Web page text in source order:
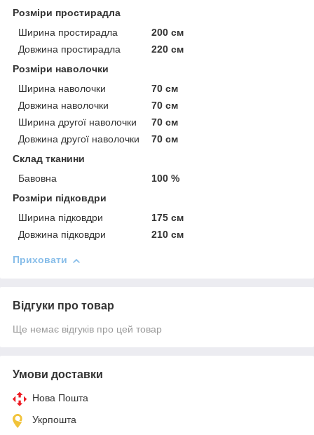
Розміри простирадла
Ширина простирадла
200 см
Довжина простирадла
220 см
Розміри наволочки
Ширина наволочки
70 см
Довжина наволочки
70 см
Ширина другої наволочки
70 см
Довжина другої наволочки
70 см
Склад тканини
Бавовна
100 %
Розміри підковдри
Ширина підковдри
175 см
Довжина підковдри
210 см
Приховати
Відгуки про товар
Ще немає відгуків про цей товар
Умови доставки
Нова Пошта
Укрпошта